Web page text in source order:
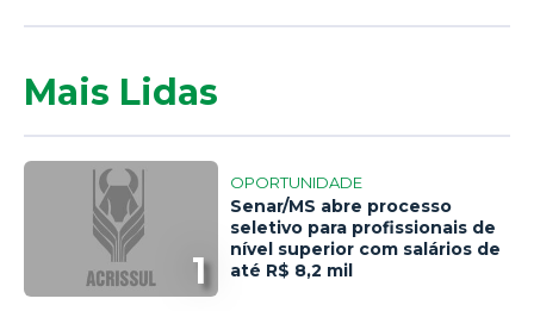
Mais Lidas
1
OPORTUNIDADE
Senar/MS abre processo
seletivo para profissionais de
nível superior com salários de
até R$ 8,2 mil